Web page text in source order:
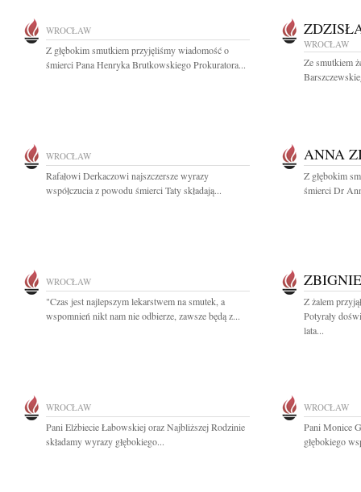
WROCŁAW
Z głębokim smutkiem przyjęliśmy wiadomość o
śmierci Pana Henryka Brutkowskiego Prokuratora...
WROCŁAW
Ze smutkiem
WROCŁAW
Rafałowi Derkaczowi najszczersze wyrazy
współczucia z powodu śmierci Taty składają...
ANNA
Z głębokim
śmierci Dr
WROCŁAW
"Czas jest najlepszym lekarstwem na smutek, a
wspomnień nikt nam nie odbierze, zawsze będą z...
Z żalem
Potyrały
lata...
WROCŁAW
Pani Elżbiecie Łabowskiej oraz Najbliższej Rodzinie
składamy wyrazy głębokiego...
WROCŁAW
Pani Monice
głębokiego